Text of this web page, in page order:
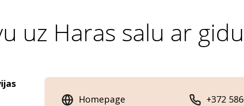
uz Haras salu ar gidu
Homepage
+372